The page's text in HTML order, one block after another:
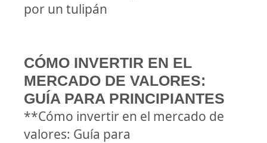
por un tulipán
CÓMO INVERTIR EN EL
MERCADO DE VALORES:
GUÍA PARA PRINCIPIANTES
**Cómo invertir en el mercado de
valores: Guía para